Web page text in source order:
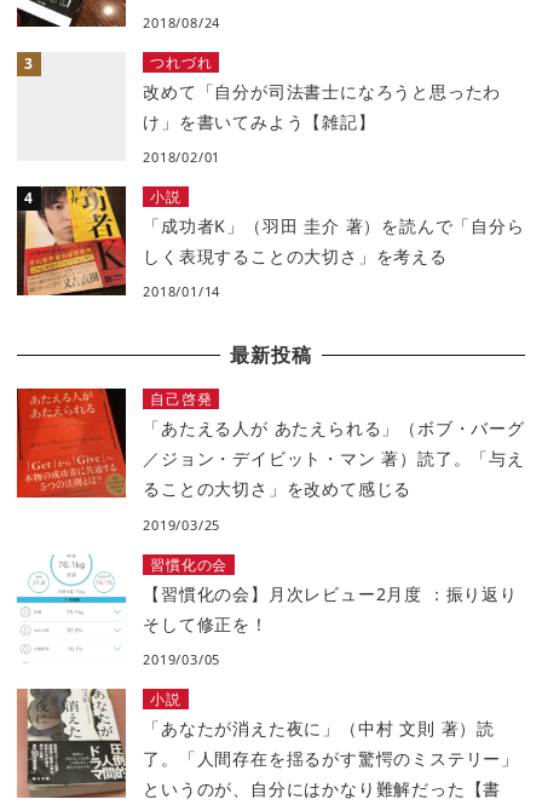
2018/08/24
つれづれ
改めて「自分が司法書士になろうと思ったわ
け」を書いてみよう【雑記】
2018/02/01
小説
「成功者K」（羽田 圭介 著）を読んで「自分ら
しく表現することの大切さ」を考える
2018/01/14
最新投稿
自己啓発
「あたえる人が あたえられる」（ボブ・バーグ
／ジョン・デイビット・マン 著）読了。「与え
ることの大切さ」を改めて感じる
2019/03/25
習慣化の会
【習慣化の会】月次レビュー2月度 ：振り返り
そして修正を！
2019/03/05
小説
「あなたが消えた夜に」（中村 文則 著）読
了。「人間存在を揺るがす驚愕のミステリー」
というのが、自分にはかなり難解だった【書